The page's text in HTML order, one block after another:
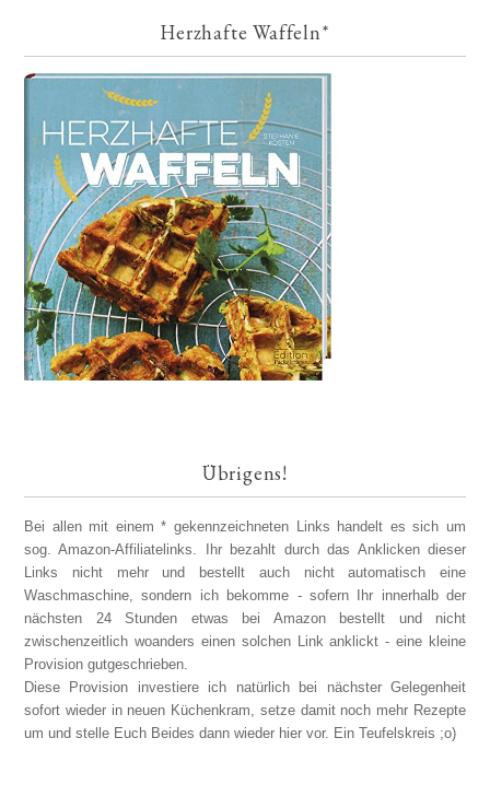
Herzhafte Waffeln*
Übrigens!
Bei allen mit einem * gekennzeichneten Links handelt es sich um
sog. Amazon-Affiliatelinks. Ihr bezahlt durch das Anklicken dieser
Links nicht mehr und bestellt auch nicht automatisch eine
Waschmaschine, sondern ich bekomme - sofern Ihr innerhalb der
nächsten 24 Stunden etwas bei Amazon bestellt und nicht
zwischenzeitlich woanders einen solchen Link anklickt - eine kleine
Provision gutgeschrieben.
Diese Provision investiere ich natürlich bei nächster Gelegenheit
sofort wieder in neuen Küchenkram, setze damit noch mehr Rezepte
um und stelle Euch Beides dann wieder hier vor. Ein Teufelskreis ;o)